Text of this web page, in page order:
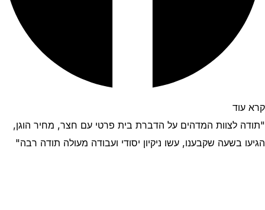
קרא עוד
"תודה לצוות המדהים על הדברת בית פרטי עם חצר, מחיר הוגן,
הגיעו בשעה שקבענו, עשו ניקיון יסודי ועבודה מעולה תודה רבה"